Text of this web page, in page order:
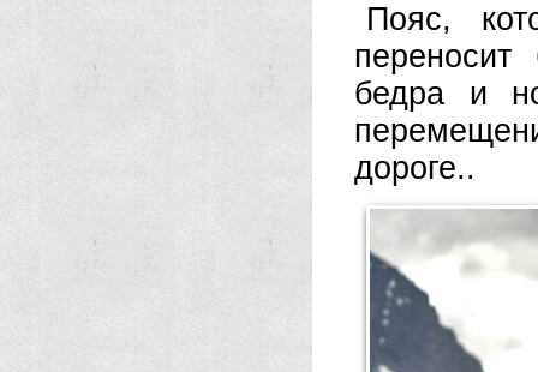
Пояс,
бедра и
дороге..